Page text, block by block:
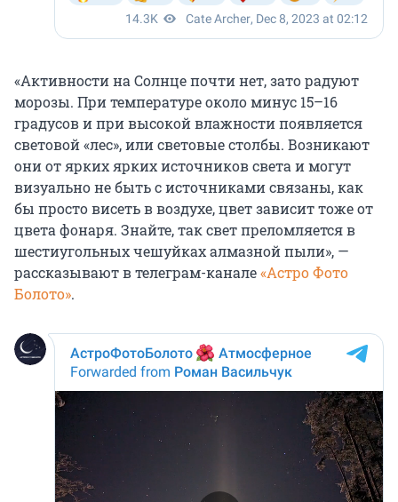
«Активности на Солнце почти нет, зато радуют
морозы. При температуре около минус 15–16
градусов и при высокой влажности появляется
световой «лес», или световые столбы. Возникают
они от ярких ярких источников света и могут
визуально не быть с источниками связаны, как
бы просто висеть в воздухе, цвет зависит тоже от
цвета фонаря. Знайте, так свет преломляется в
шестиугольных чешуйках алмазной пыли», —
рассказывают в телеграм-канале«Астро Фото
Болото».